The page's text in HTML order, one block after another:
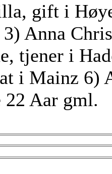
gift i
Anna
tjener i
i Mainz 6)
Aar gml.